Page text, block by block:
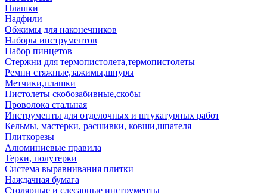
Плашки
Надфили
Обжимы для наконечников
Наборы инструментов
Набор пинцетов
Стержни для термопистолета,термопистолеты
Ремни стяжные,зажимы,шнуры
Метчики,плашки
Пистолеты скобозабивные,скобы
Проволока стальная
Инструменты для отделочных и штукатурных работ
Кельмы, мастерки, расшивки, ковши,шпателя
Плиткорезы
Алюминиевые правила
Терки, полутерки
Система выравнивания плитки
Наждачная бумага
Столярные и слесарные инструменты